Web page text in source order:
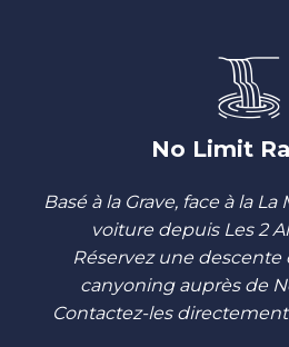
No Limit
Basé à la Grave, face à la
voiture depuis Les 2
Réservez une
canyoning auprès de
Contactez-les directement